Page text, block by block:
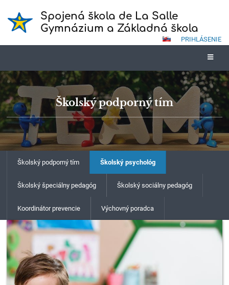
Spojená škola de La Salle
Gymnázium a Základná škola
PRIHLÁSENIE
Školský podporný tím
Školský podporný tím Školský psychológ
Školský špeciálny pedagóg Školský sociálny pedagóg
Koordinátor prevencie Výchovný poradca